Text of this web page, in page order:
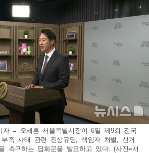
자 = 오세훈 서울특별시장이 6일 제9회 전국
부족 사태 관련 진상규명, 책임자 처벌, 선거
촉구하는 담화문을 발표하고 있다. (사진=서